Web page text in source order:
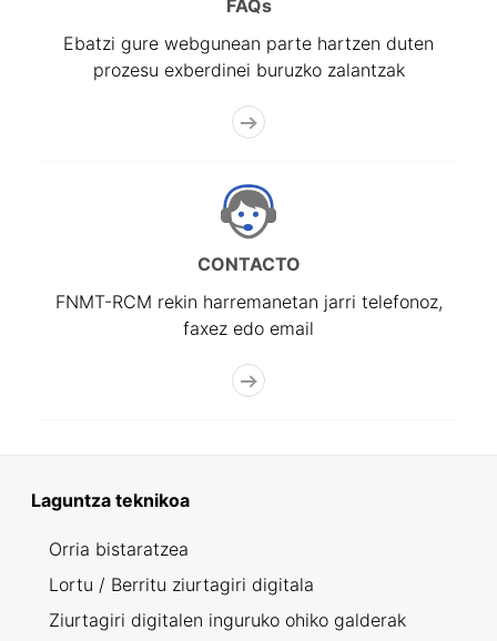
FAQs
Ebatzi gure webgunean parte hartzen duten
prozesu exberdinei buruzko zalantzak
CONTACTO
FNMT-RCM rekin harremanetan jarri telefonoz,
faxez edo email
Laguntza teknikoa
Orria bistaratzea
Lortu / Berritu ziurtagiri digitala
Ziurtagiri digitalen inguruko ohiko galderak